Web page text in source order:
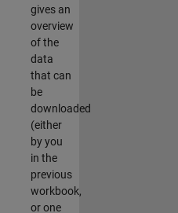
gives an
overview
of the
data
that can
be
downloaded
(either
by you
in the
previous
workbook,
or one